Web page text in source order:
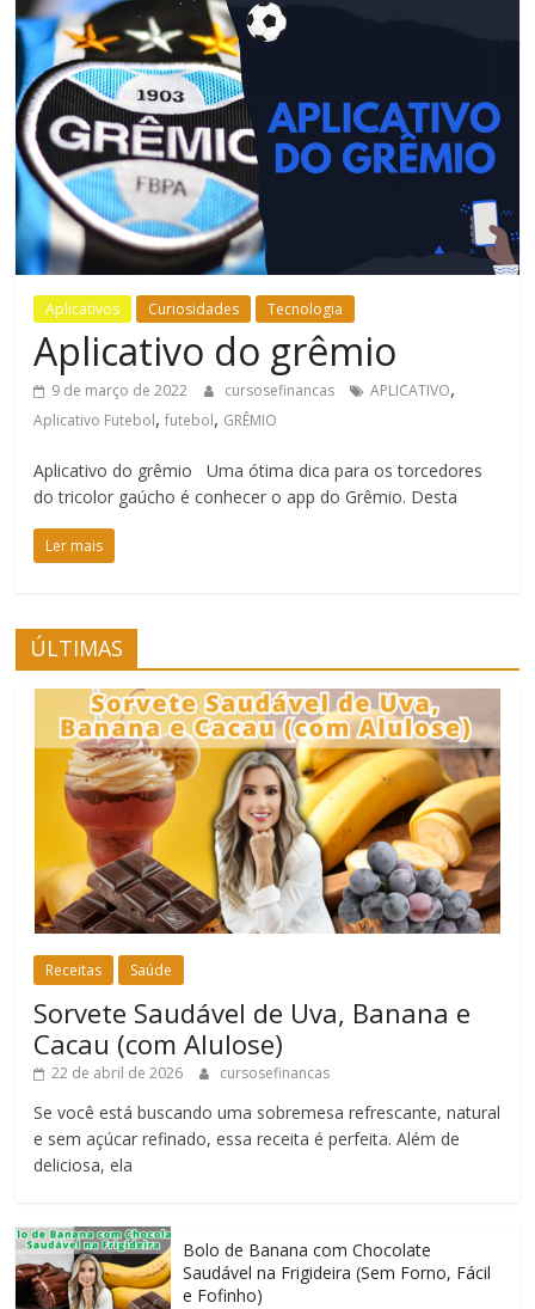
Estar
Aplicativos Curiosidades Tecnologia
Aplicativo do grêmio
9 de março de 2022 cursosefinancas APLICATIVO,
Aplicativo Futebol,futebol, GRÊMIO
Aplicativo do grêmio Uma ótima dica para os torcedores
do tricolor gaúcho é conhecer o app do Grêmio. Desta
Ler mais
ÚLTIMAS
Receitas Saúde
Sorvete Saudável de Uva, Banana e
Cacau (com Alulose)
22 de abril de 2026 cursosefinancas
Se você está buscando uma sobremesa refrescante, natural
e sem açúcar refinado, essa receita é perfeita. Além de
deliciosa, ela
Bolo de Banana com Chocolate
Saudável na Frigideira (Sem Forno, Fácil
e Fofinho)